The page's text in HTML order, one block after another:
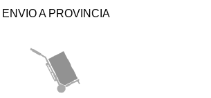
ENVIO A PROVINCIA